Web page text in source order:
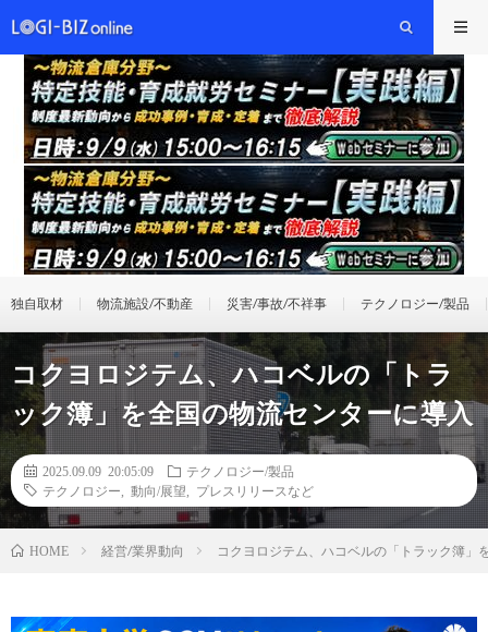
独自取材 物流施設/不動産 災害/事故/不祥事 テクノロジー/製品
コクヨロジテム、ハコベルの「トラ
ック簿」を全国の物流センターに導入
2025.09.09 20:05:09
テクノロジー/製品
テクノロジー
動向/展望 プレスリリースなど
HOME 経営/業界動向 コクヨロジテム、ハコベルの「トラック簿」